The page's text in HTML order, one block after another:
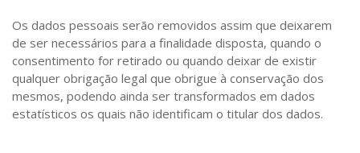
Os dados pessoais serão removidos assim que deixarem
de ser necessários para a finalidade disposta, quando o
consentimento for retirado ou quando deixar de existir
qualquer obrigação legal que obrigue à conservação dos
mesmos, podendo ainda ser transformados em dados
estatísticos os quais não identificam o titular dos dados.